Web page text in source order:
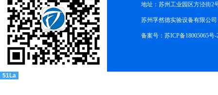
地址：苏州工业园区方泾街2
苏州孚然德实验设备有限公司
备案号：苏ICP备18005065号-
51La